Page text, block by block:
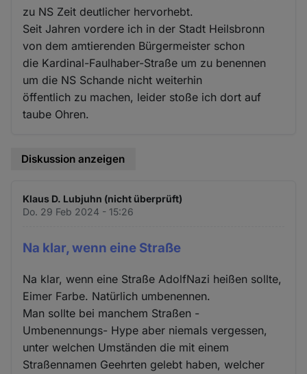
zu NS Zeit deutlicher hervorhebt.
Seit Jahren vordere ich in der Stadt Heilsbronn
von dem amtierenden Bürgermeister schon
die Kardinal-Faulhaber-Straße um zu benennen
um die NS Schande nicht weiterhin
öffentlich zu machen, leider stoße ich dort auf
taube Ohren.
Diskussion anzeigen
Klaus D. Lubjuhn (nicht überprüft)
Do. 29 Feb 2024 - 15:26
Na klar, wenn eine Straße
Na klar, wenn eine Straße AdolfNazi heißen sollte,
Eimer Farbe. Natürlich umbenennen.
Man sollte bei manchem Straßen -
Umbenennungs- Hype aber niemals vergessen,
unter welchen Umständen die mit einem
Straßennamen Geehrten gelebt haben, welcher